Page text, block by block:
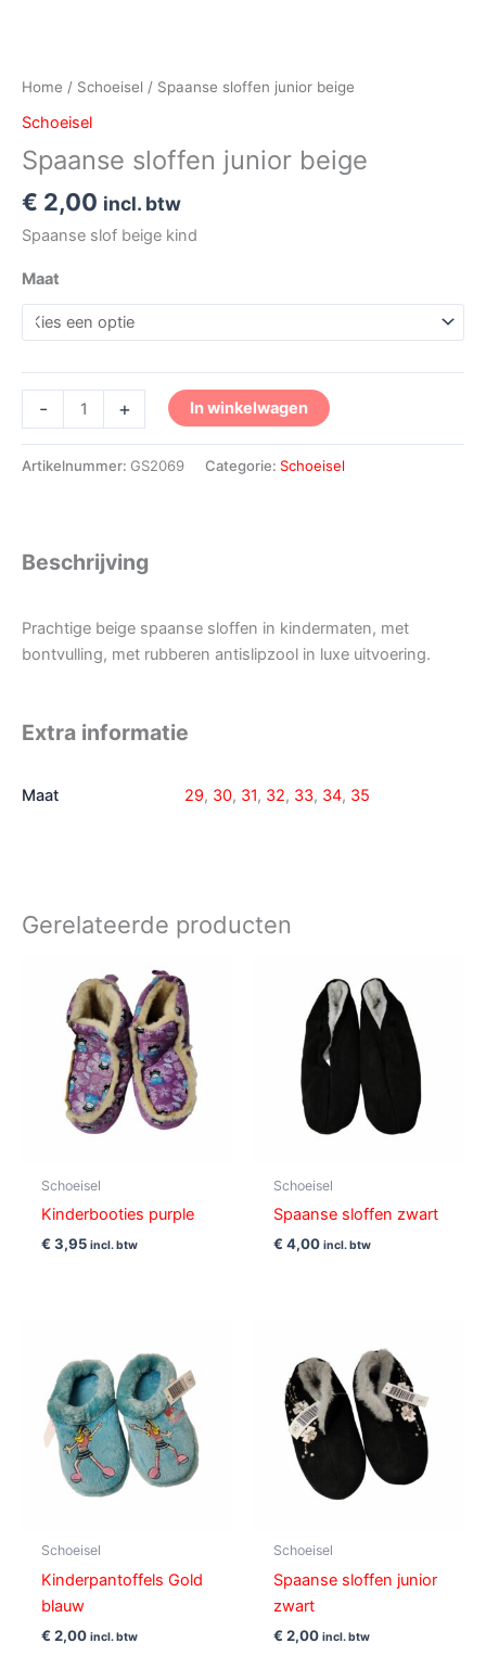
Home / Schoeisel / Spaanse sloffen junior beige
Schoeisel
Spaanse sloffen junior beige
€ 2,00 incl. btw
Spaanse slof beige kind
Maat
- + In winkelwagen
Artikelnummer: GS2069 Categorie: Schoeisel
Beschrijving
Prachtige beige spaanse sloffen in kindermaten, met
bontvulling, met rubberen antislipzool in luxe uitvoering.
Extra informatie
Maat 29, 30, 31, 32, 33, 34, 35
Gerelateerde producten
Schoeisel
Kinderbooties purple
€ 3,95 incl. btw
Schoeisel
Spaanse sloffen zwart
€ 4,00 incl. btw
Schoeisel
Kinderpantoffels Gold
blauw
€ 2,00 incl. btw
Schoeisel
Spaanse sloffen junior
zwart
€ 2,00 incl. btw